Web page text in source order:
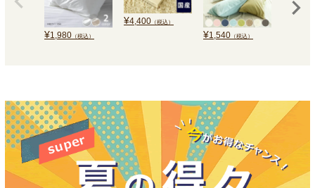
¥1,980 （税込）
¥4,400 （税込）
¥1,540 （税込）